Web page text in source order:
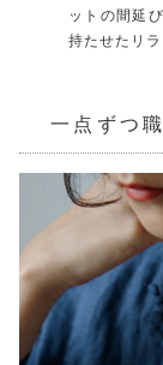
ットの間延
持たせたリ
一点ずつ